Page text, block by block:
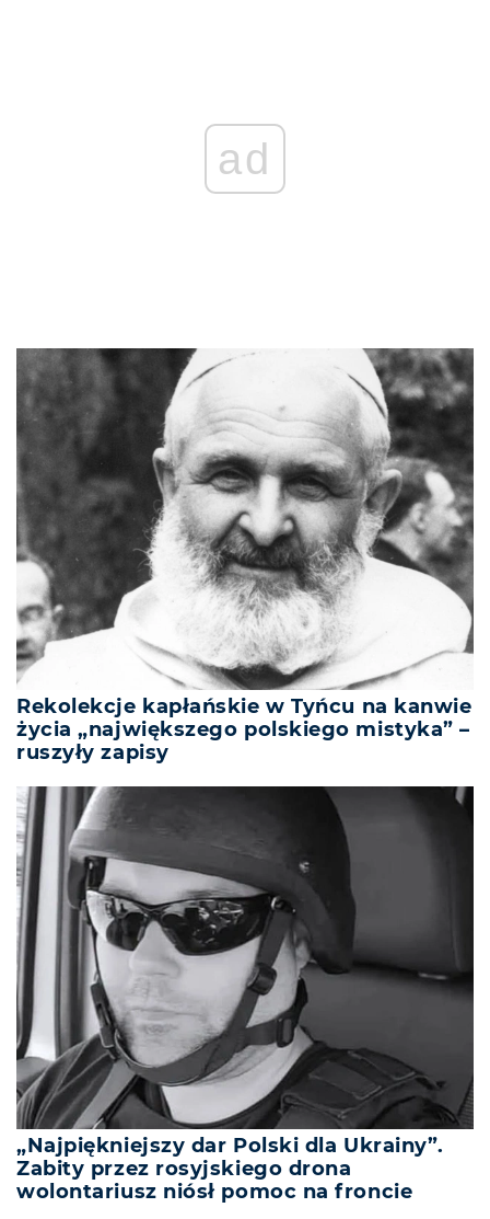
ad
Rekolekcje kapłańskie w Tyńcu na kanwie
życia „największego polskiego mistyka” –
ruszyły zapisy
„Najpiękniejszy dar Polski dla Ukrainy”.
Zabity przez rosyjskiego drona
wolontariusz niósł pomoc na froncie